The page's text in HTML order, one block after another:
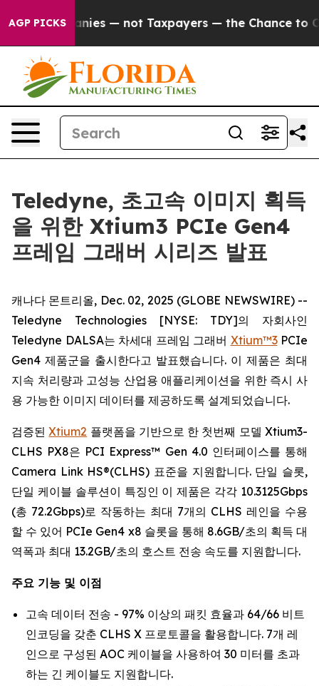
AGP PICKS
Companies — not Taxpayers — the Chance to Cash
Teledyne, 초고속 이미지 획득
을 위한 Xtium3 PCIe Gen4
프레임 그래버 시리즈 발표
캐나다 몬트리올, Dec. 02, 2025 (GLOBE NEWSWIRE) --
Teledyne Technologies [NYSE: TDY]의 자회사인
Teledyne DALSA는 차세대 프레임 그래버 Xtium™3PCIe
Gen4 제품군을 출시한다고 발표했습니다. 이 제품은 최대
지속 처리량과 고성능 산업용 애플리케이션을 위한 즉시 사
용 가능한 이미지 데이터를 제공하도록 설계되었습니다.
검증된Xtium2 플랫폼을 기반으로 한 첫번째 모델 Xtium3-
CLHS PX8은 PCI Express™ Gen 4.0 인터페이스를 통해
Camera Link HS®(CLHS) 표준을 지원합니다. 단일 슬롯,
단일 케이블 솔루션이 특징인 이 제품은 각각 10.3125Gbps
(총 72.2Gbps)로 작동하는 최대 7개의 CLHS 레인을 수용
할 수 있어 PCIe Gen4 x8 슬롯을 통해 8.6GB/초의 획득 대
역폭과 최대 13.2GB/초의 호스트 전송 속도를 지원합니다.
주요 기능 및 이점
고속 데이터 전송 - 97% 이상의 패킷 효율과 64/66 비트
인코딩을 갖춘 CLHS X 프로토콜을 활용합니다. 7개 레
인으로 구성된 AOC 케이블을 사용하여 30 미터를 초과
하는 긴 케이블도 지원합니다.